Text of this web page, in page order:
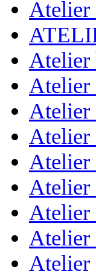
Atelier
Atelier
Atelier
Atelier
Atelier
Atelier
Atelier
Atelier
Atelier
Atelier